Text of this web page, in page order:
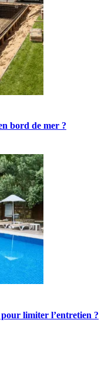
bord de mer ?
limiter l’entretien ?